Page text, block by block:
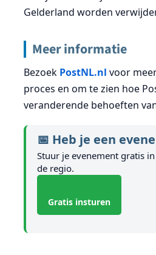
Gelderland worden
Meer informatie
Bezoek PostNL.nl voor
proces en om te zien hoe
veranderende behoeften
📅 Heb je een
Stuur je evenement gratis
de regio.
Gratis insturen